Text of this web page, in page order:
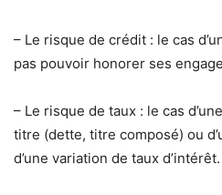
– Le risque de crédit : le cas
pas pouvoir honorer ses
– Le risque de taux : le cas
titre (dette, titre composé) ou
d’une variation de taux d’intérêt.